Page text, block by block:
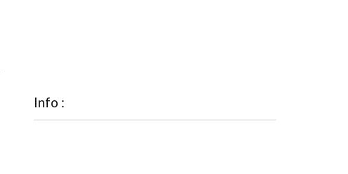
Info :